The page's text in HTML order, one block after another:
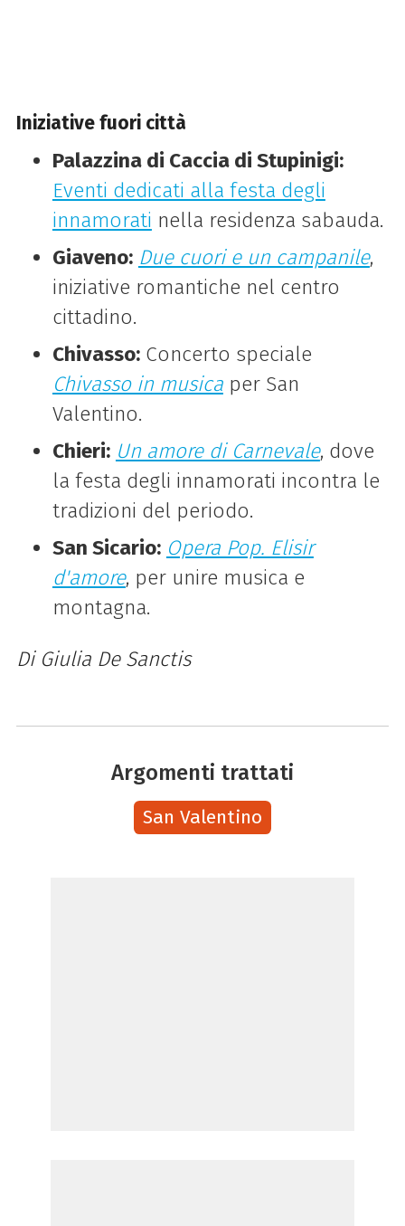
Iniziative fuori città
Palazzina di Caccia di Stupinigi:
Eventi dedicati alla festa degli
innamorati nella residenza sabauda.
Giaveno: Due cuori e un campanile,
iniziative romantiche nel centro
cittadino.
Chivasso:Concerto speciale
Chivasso in musicaper San
Valentino.
Chieri: Un amore di Carnevale, dove
la festa degli innamorati incontra le
tradizioni del periodo.
San Sicario: Opera Pop. Elisir
d'amore, per unire musica e
montagna.
Di Giulia De Sanctis
Argomenti trattati
San Valentino